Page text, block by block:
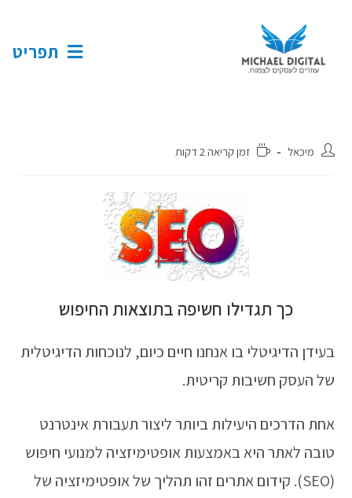
תפריט
מיכאל זמן קריאה 2 דקות
כך תגדילו חשיפה בתוצאות החיפוש
בעידן הדיגיטלי בו אנחנו חיים כיום, לנוכחות הדיגיטלית
של העסק חשיבות קריטית.
אחת הדרכים היעילות ביותר ליצור תעבורת אינטרנט
טובה לאתר היא באמצעות אופטימיזציה למנועי חיפוש
(SEO). קידום אתרים זהו תהליך של אופטימיזציה של